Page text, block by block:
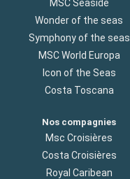
MSC Seaside
Wonder of the seas
Symphony of the seas
MSC World Europa
Icon of the Seas
Costa Toscana
Nos compagnies
Msc Croisières
Costa Croisières
Royal Caribean